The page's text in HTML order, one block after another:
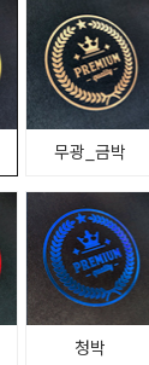
무광_금박
청박